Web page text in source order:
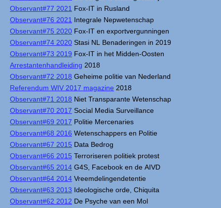
Observant#77 2021 Fox-IT in Rusland
Observant#76 2021 Integrale Nepwetenschap
Observant#75 2020 Fox-IT en exportvergunningen
Observant#74 2020 Stasi NL Benaderingen in 2019
Observant#73 2019 Fox-IT in het Midden-Oosten
Arrestantenhandleiding 2018
Observant#72 2018 Geheime politie van Nederland
Referendum WIV 2017 magazine 2018
Observant#71 2018 Niet Transparante Wetenschap
Observant#70 2017 Social Media Surveillance
Observant#69 2017 Politie Mercenaries
Observant#68 2016 Wetenschappers en Politie
Observant#67 2015 Data Bedrog
Observant#66 2015 Terroriseren politiek protest
Observant#65 2014 G4S, Facebook en de AIVD
Observant#64 2014 Vreemdelingendetentie
Observant#63 2013 Ideologische orde, Chiquita
Observant#62 2012 De Psyche van een Mol